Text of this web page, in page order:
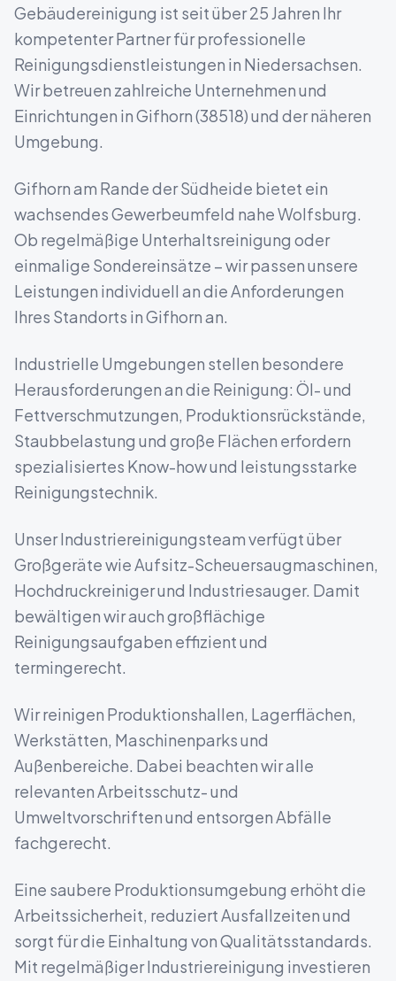
Gebäudereinigung ist seit über 25 Jahren Ihr
kompetenter Partner für professionelle
Reinigungsdienstleistungen in Niedersachsen.
Wir betreuen zahlreiche Unternehmen und
Einrichtungen inGifhorn(38518) und der näheren
Umgebung.
Gifhorn am Rande der Südheide bietet ein
wachsendes Gewerbeumfeld nahe Wolfsburg.
Ob regelmäßige Unterhaltsreinigung oder
einmalige Sondereinsätze – wir passen unsere
Leistungen individuell an die Anforderungen
Ihres Standorts inGifhornan.
Industrielle Umgebungen stellen besondere
Herausforderungen an die Reinigung: Öl- und
Fettverschmutzungen, Produktionsrückstände,
Staubbelastung und große Flächen erfordern
spezialisiertes Know-how und leistungsstarke
Reinigungstechnik.
Unser Industriereinigungsteam verfügt über
Großgeräte wie Aufsitz-Scheuersaugmaschinen,
Hochdruckreiniger und Industriesauger. Damit
bewältigen wir auch großflächige
Reinigungsaufgaben effizient und
termingerecht.
Wir reinigen Produktionshallen, Lagerflächen,
Werkstätten, Maschinenparks und
Außenbereiche. Dabei beachten wir alle
relevanten Arbeitsschutz- und
Umweltvorschriften und entsorgen Abfälle
fachgerecht.
Eine saubere Produktionsumgebung erhöht die
Arbeitssicherheit, reduziert Ausfallzeiten und
sorgt für die Einhaltung von Qualitätsstandards.
Mit regelmäßiger Industriereinigung investieren